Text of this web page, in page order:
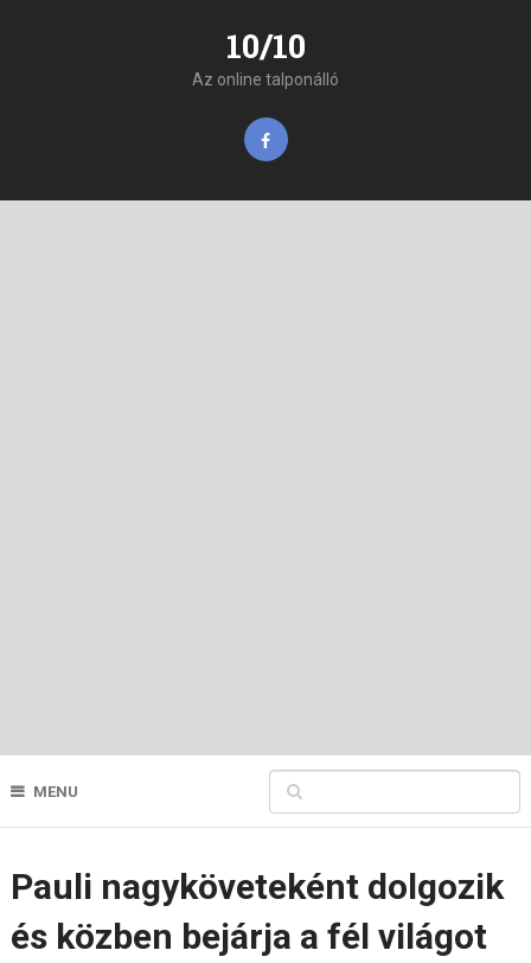
10/10
Az online talponálló
MENU
Pauli nagyköveteként dolgozik
és közben bejárja a fél világot